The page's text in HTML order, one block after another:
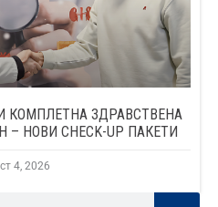
КОМПЛЕТНА ЗДРАВСТВЕНА
НОВИ CHECK-UP ПАКЕТИ
4, 2026